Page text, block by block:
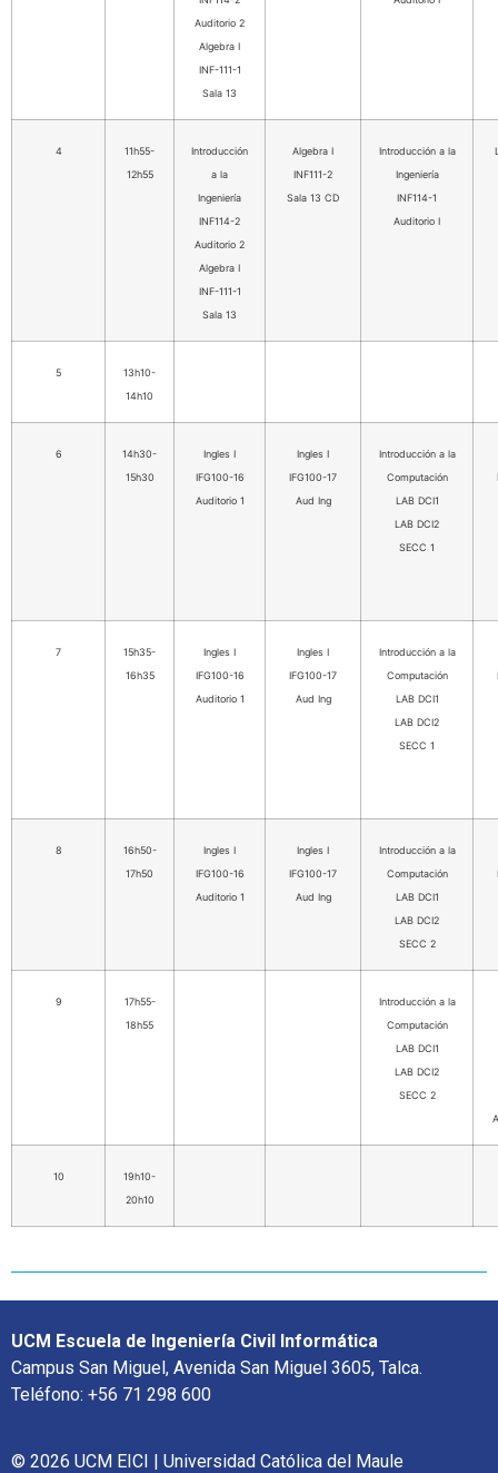
Auditorio 2
Algebra I
INF-111-1
Sala 13
4
11h55-
12h55
Introducción
a la
Ingeniería
INF114-2
Auditorio 2
Algebra I
INF-111-1
Sala 13
Algebra I
INF111-2
Sala 13 CD
Introducción a la
Ingeniería
INF114-1
Auditorio I
5
13h10-
14h10
6
14h30-
15h30
Ingles I
IFG100-16
Auditorio 1
Ingles I
IFG100-17
Aud Ing
Introducción a la
Computación
LAB DCI1
LAB DCI2
SECC 1
7
15h35-
16h35
Ingles I
IFG100-16
Auditorio 1
Ingles I
IFG100-17
Aud Ing
Introducción a la
Computación
LAB DCI1
LAB DCI2
SECC 1
8
16h50-
17h50
Ingles I
IFG100-16
Auditorio 1
Ingles I
IFG100-17
Aud Ing
Introducción a la
Computación
LAB DCI1
LAB DCI2
SECC 2
9
17h55-
18h55
Introducción a la
Computación
LAB DCI1
LAB DCI2
SECC 2
10
19h10-
20h10
UCM Escuela de Ingeniería Civil Informática
Campus San Miguel, Avenida San Miguel 3605, Talca.
Teléfono: +56 71 298 600
© 2026 UCM EICI | Universidad Católica del Maule